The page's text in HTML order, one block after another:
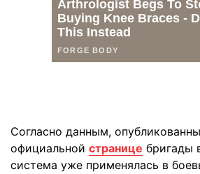
Согласно данным,
официальной странице бригады
система уже применялась в